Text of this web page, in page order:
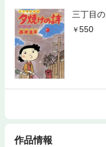
三丁目
550
作品情報